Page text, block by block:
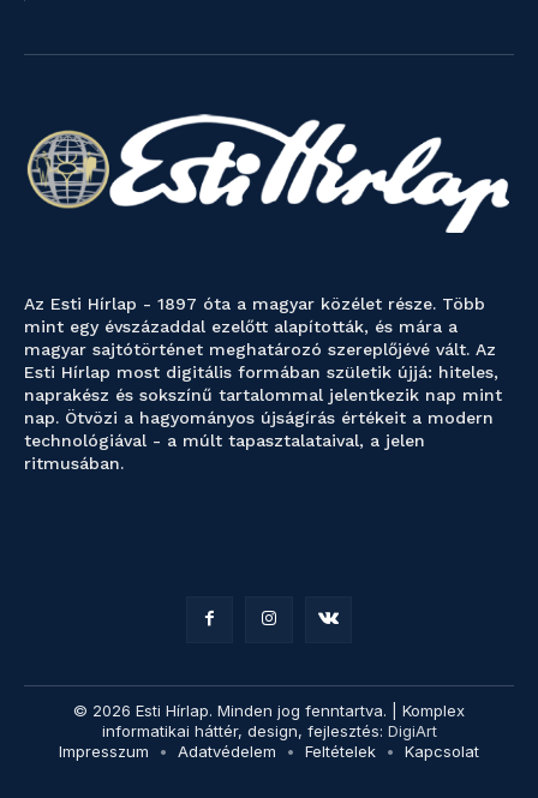
Az Esti Hírlap - 1897 óta a magyar közélet része. Több
mint egy évszázaddal ezelőtt alapították, és mára a
magyar sajtótörténet meghatározó szereplőjévé vált. Az
Esti Hírlap most digitális formában születik újjá: hiteles,
naprakész és sokszínű tartalommal jelentkezik nap mint
nap. Ötvözi a hagyományos újságírás értékeit a modern
technológiával - a múlt tapasztalataival, a jelen
ritmusában.
© 2026 Esti Hírlap. Minden jog fenntartva. | Komplex
informatikai háttér, design, fejlesztés: DigiArt
Impresszum
Adatvédelem Feltételek Kapcsolat